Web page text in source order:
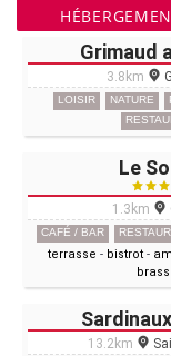
Grimaud
3.8km
LOISIR NATURE
Le
1.3km
CAFÉ / BAR
terrasse - bistrot -
13.2km